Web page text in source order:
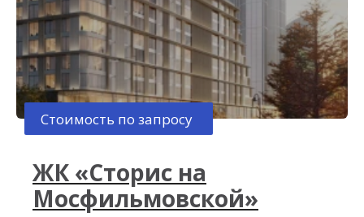
Стоимость по запросу
ЖК «Сторис на
Мосфильмовской»